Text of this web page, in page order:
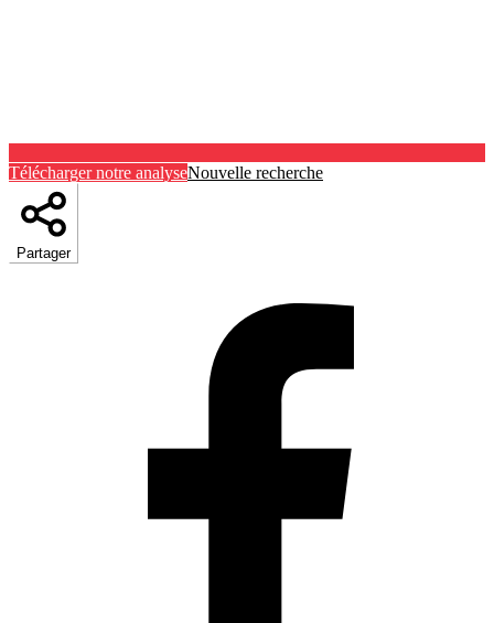
Télécharger notre analyseNouvelle recherche
Partager